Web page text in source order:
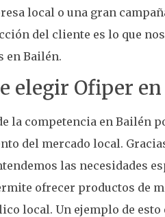
local o una gran
del cliente es lo que
en Bailén.
elegir Ofiper
la competencia en Bailén
del mercado local.
las necesidades
ofrecer productos de
local. Un ejemplo de